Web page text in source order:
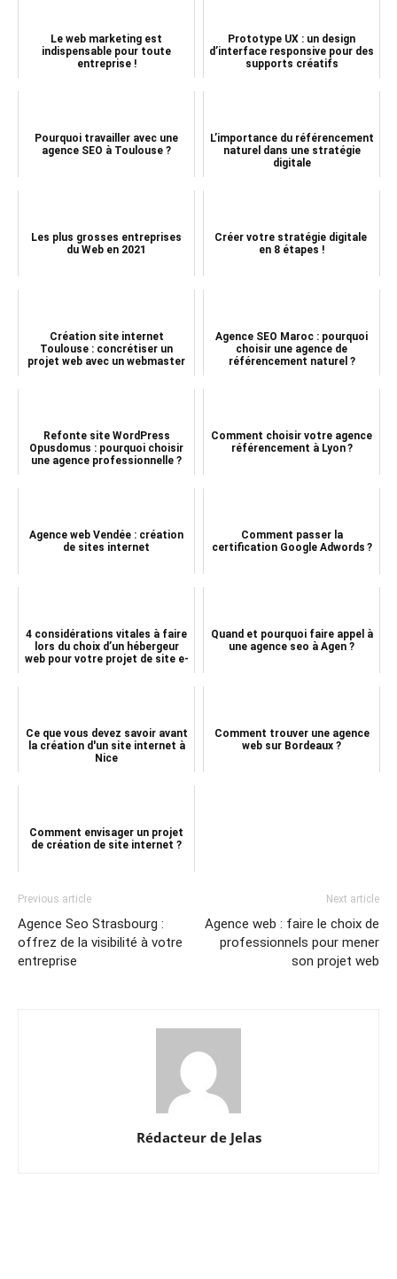
Le web marketing est
indispensable pour toute
entreprise !
Prototype UX : un design
d’interface responsive pour des
supports créatifs
Pourquoi travailler avec une
agence SEO à Toulouse ?
L’importance du référencement
naturel dans une stratégie
digitale
Les plus grosses entreprises
du Web en 2021
Créer votre stratégie digitale
en 8 étapes !
Création site internet
Toulouse : concrétiser un
projet web avec un webmaster
Agence SEO Maroc : pourquoi
choisir une agence de
référencement naturel ?
Refonte site WordPress
Opusdomus : pourquoi choisir
une agence professionnelle ?
Comment choisir votre agence
référencement à Lyon ?
Agence web Vendée : création
de sites internet
Comment passer la
certification Google Adwords ?
4 considérations vitales à faire
lors du choix d’un hébergeur
web pour votre projet de site e-
Quand et pourquoi faire appel à
une agence seo à Agen ?
Ce que vous devez savoir avant
la création d'un site internet à
Nice
Comment trouver une agence
web sur Bordeaux ?
Comment envisager un projet
de création de site internet ?
Previous article
Agence Seo Strasbourg :
offrez de la visibilité à votre
entreprise
Next article
Agence web : faire le choix de
professionnels pour mener
son projet web
Rédacteur de Jelas